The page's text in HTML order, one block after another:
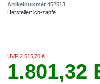
Artikelnummer 452513
Hersteller: ich-zapfe
UVP 2.515,70 €
1.801,32